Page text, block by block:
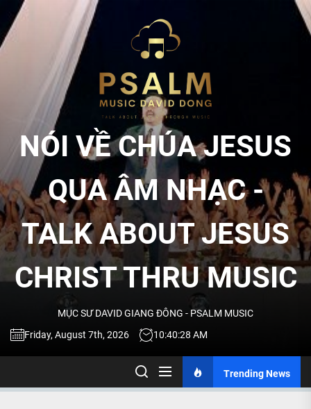
Skip
the
QUA
ÂM
NHẠC
TALK
NÓI VỀ CHÚA JESUS
QUA ÂM NHẠC -
TALK ABOUT JESUS
CHRIST THRU MUSIC
MỤC SƯ DAVID GIANG ĐÔNG - PSALM MUSIC
Friday, August 7th, 2026
10:40:28 AM
Trending News